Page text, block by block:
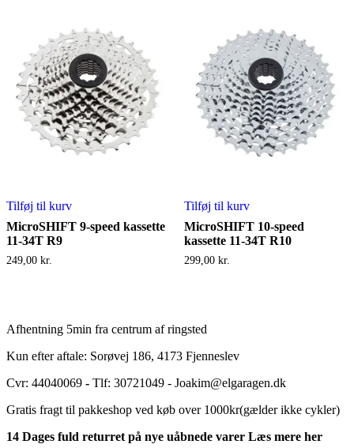
Tilføj til kurv
MicroSHIFT 9-speed kassette
11-34T R9
249,00 kr.
Tilføj til kurv
MicroSHIFT 10-speed
kassette 11-34T R10
299,00 kr.
Afhentning 5min fra centrum af ringsted
Kun efter aftale: Sorøvej 186, 4173 Fjenneslev
Cvr: 44040069 - Tlf: 30721049 - Joakim@elgaragen.dk
Gratis fragt til pakkeshop ved køb over 1000kr(gælder ikke cykler)
14 Dages fuld returret på nye uåbnede varer Læs mere her